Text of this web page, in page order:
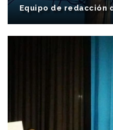
Equipo de redacción